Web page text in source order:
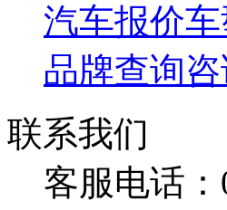
汽车报价
品牌查询
联系我们
客服电话：